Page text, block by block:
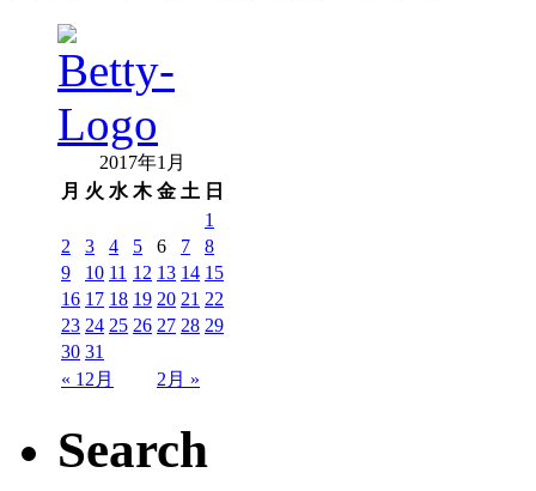
2017年1月
月 火 水 木 金 土 日
« 12月 2月 »
1
2
3 4 5 6 7
8
9
10 11 12 13 14 15
16 17 18 19 20 21 22
23 24 25 26 27 28 29
30 31
Search